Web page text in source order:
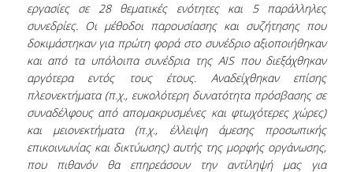
ΠΡΟΓΡΑΜΜΑΤΑ ΜΕΤΑΠΤΥΧΙΑΚΩΝ ΣΠΟΥΔΩΝ
ΔΙΔΑΚΤΟΡΙΚΟ ΠΡΟΓΡΑΜΜΑ
ΔΙΔΑΚΤΟΡΕΣ ΤΟΥ ΤΜΗΜΑΤΟΣ
ΥΠΟΨΗΦΙΟΙ ΔΙΔΑΚΤΟΡΕΣ
ΕΡΕΥΝΗΤΙΚΑ ΣΕΜΙΝΑΡΙΑ
εργασίες σε 28 θεματικές ενότητες και 5 παράλληλες
συνεδρίες. Οι μέθοδοι παρουσίασης και συζήτησης που
δοκιμάστηκαν για πρώτη φορά στο συνέδριο αξιοποιήθηκαν
και από τα υπόλοιπα συνέδρια της AISπου διεξάχθηκαν
αργότερα εντός τους έτους. Αναδείχθηκαν επίσης
πλεονεκτήματα (π.χ., ευκολότερη δυνατότητα πρόσβασης σε
συναδέλφους από απομακρυσμένες και φτωχότερες χώρες)
και μειονεκτήματα (π.χ., έλλειψη άμεσης προσωπικής
επικοινωνίας και δικτύωσης) αυτής της μορφής οργάνωσης,
που πιθανόν θα επηρεάσουν την αντίληψή μας για